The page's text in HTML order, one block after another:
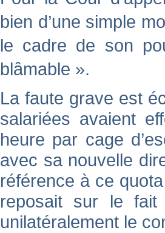
bien d’une simple
le cadre de son
blâmable ».
La faute grave est
salariées avaient
heure par cage
avec sa nouvelle
référence à ce
reposait sur le fait
unilatéralement le